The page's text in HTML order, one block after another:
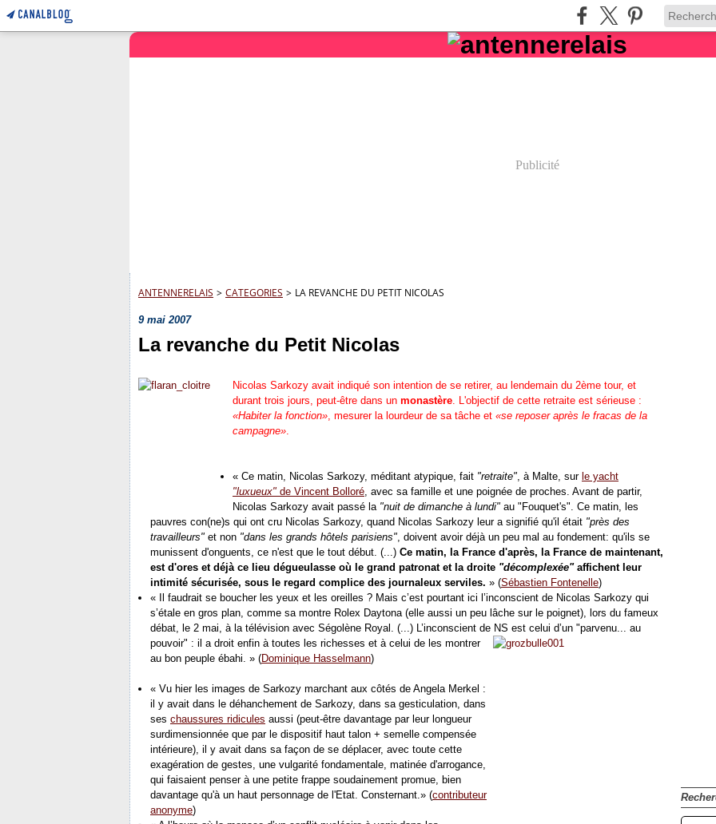
Publicité
ANTENNERELAIS > CATEGORIES > LA REVANCHE DU PETIT NICOLAS
9 mai 2007
La revanche du Petit Nicolas
Nicolas Sarkozy avait indiqué son intention de se retirer, au lendemain du 2ème tour, et
durant trois jours, peut-être dans un monastère. L'objectif de cette retraite est sérieuse :
«Habiter la fonction», mesurer la lourdeur de sa tâche et «se reposer après le fracas de la
campagne».
« Ce matin, Nicolas Sarkozy, méditant atypique, fait "retraite", à Malte, sur le yacht
"luxueux" de Vincent Bolloré, avec sa famille et une poignée de proches. Avant de partir,
Nicolas Sarkozy avait passé la "nuit de dimanche à lundi" au "Fouquet's". Ce matin, les
pauvres con(ne)s qui ont cru Nicolas Sarkozy, quand Nicolas Sarkozy leur a signifié qu'il était "près des
travailleurs" et non "dans les grands hôtels parisiens", doivent avoir déjà un peu mal au fondement: qu'ils se
munissent d'onguents, ce n'est que le tout début. (...) Ce matin, la France d'après, la France de maintenant,
est d'ores et déjà ce lieu dégueulasse où le grand patronat et la droite "décomplexée" affichent leur
intimité sécurisée, sous le regard complice des journaleux serviles. » (Sébastien Fontenelle)
« Il faudrait se boucher les yeux et les oreilles ? Mais c’est pourtant ici l’inconscient de Nicolas Sarkozy qui
s’étale en gros plan, comme sa montre Rolex Daytona (elle aussi un peu lâche sur le poignet), lors du fameux
débat, le 2 mai, à la télévision avec Ségolène Royal. (...) L’inconscient de NS est celui d’un "parvenu... au
pouvoir" : il a droit enfin à toutes les richesses et à celui de les montrer
au bon peuple ébahi. » (Dominique Hasselmann)
« Vu hier les images de Sarkozy marchant aux côtés de Angela Merkel :
il y avait dans le déhanchement de Sarkozy, dans sa gesticulation, dans
ses chaussures ridicules aussi (peut-être davantage par leur longueur
surdimensionnée que par le dispositif haut talon + semelle compensée
intérieure), il y avait dans sa façon de se déplacer, avec toute cette
exagération de gestes, une vulgarité fondamentale, matinée d'arrogance,
qui faisaient penser à une petite frappe soudainement promue, bien
davantage qu'à un haut personnage de l'Etat. Consternant.» (contributeur
anonyme)